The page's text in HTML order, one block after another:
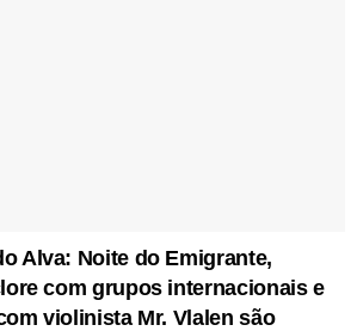
Alva: Noite do Emigrante,
com grupos internacionais e
violinista Mr. Vlalen são